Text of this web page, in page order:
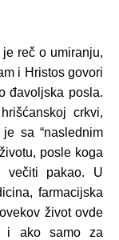
reč o umiranju,
i Hristos govori
đavoljska posla.
crkvi,
sa “naslednim
posle koga
večiti pakao. U
farmacijska
život ovde
i ako samo za